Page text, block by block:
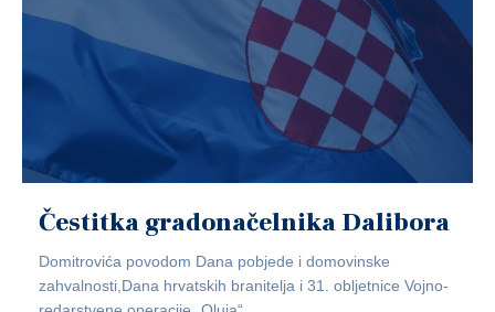
Čestitka gradonačelnika Dalibora
Domitrovića povodom Dana pobjede i domovinske
zahvalnosti,Dana hrvatskih branitelja i 31. obljetnice Vojno-